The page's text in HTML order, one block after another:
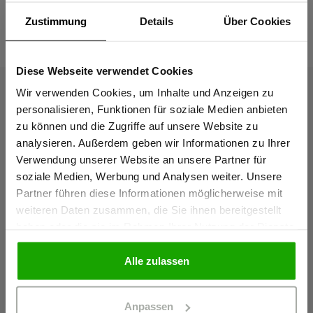
Zustimmung Details Über Cookies
Diese Webseite verwendet Cookies
Wir verwenden Cookies, um Inhalte und Anzeigen zu
personalisieren, Funktionen für soziale Medien anbieten
zu können und die Zugriffe auf unsere Website zu
analysieren. Außerdem geben wir Informationen zu Ihrer
Verwendung unserer Website an unsere Partner für
soziale Medien, Werbung und Analysen weiter. Unsere
Partner führen diese Informationen möglicherweise mit
weiteren Daten zusammen, die Sie ihnen bereitgestellt
gesammelt haben.
Alle zulassen
Anpassen
Das passt dazu
Sind Sie
Gewerbetreibender?
Ich bestätige, dass ich Gewerbetreibender bin. Alle
Preise werden netto ausgewiesen.